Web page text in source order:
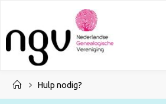
de
inhoud
HomeHulp nodig?